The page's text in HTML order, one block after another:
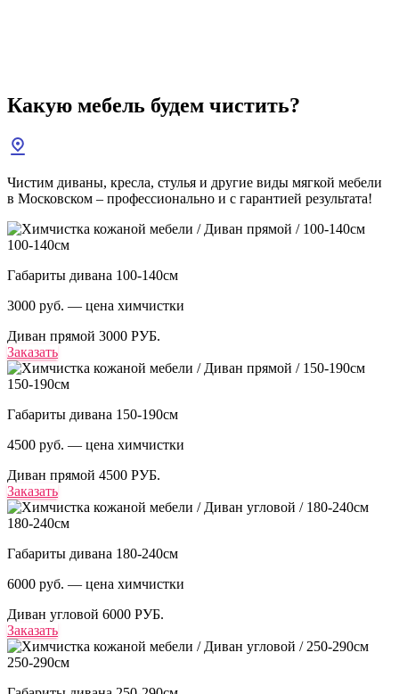
Какую мебель будем чистить?
Чистим диваны, кресла, стулья и другие виды мягкой мебели
в Московском – профессионально и с гарантией результата!
100-140см
Габариты дивана 100-140см
3000 руб. — цена химчистки
Диван прямой 3000 РУБ.
Заказать
150-190см
Габариты дивана 150-190см
4500 руб. — цена химчистки
Диван прямой 4500 РУБ.
Заказать
180-240см
Габариты дивана 180-240см
6000 руб. — цена химчистки
Диван угловой 6000 РУБ.
Заказать
250-290см